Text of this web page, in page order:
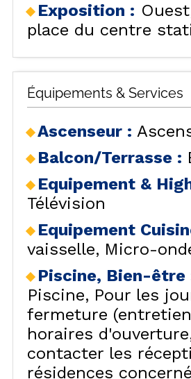
Exposition : Ouest
place du centre
Équipements & Services
Ascenseur :
Balcon/Terrasse :
Equipement &
Télévision
Equipement
vaisselle
Micro-
Piscine, Bien-être
Piscine
Pour les
fermeture
horaires
contacter les
résidences